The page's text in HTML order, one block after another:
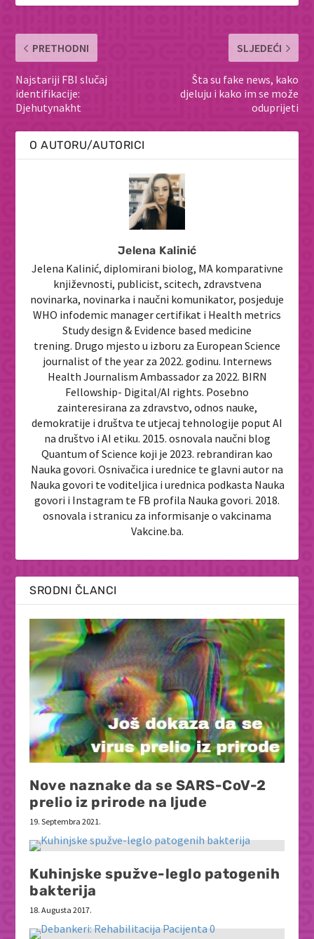
PRETHODNI
Najstariji FBI slučaj
identifikacije:
Djehutynakht
SLJEDEĆI
Šta su fake news, kako
djeluju i kako im se može
oduprijeti
O AUTORU/AUTORICI
Jelena Kalinić
Jelena Kalinić, diplomirani biolog, MA komparativne
književnosti, publicist, scitech, zdravstvena
novinarka, novinarka i naučni komunikator, posjeduje
WHO infodemic manager certifikat i Health metrics
Study design & Evidence based medicine
trening. Drugo mjesto u izboru za European Science
journalist of the year za 2022. godinu. Internews
Health Journalism Ambassador za 2022. BIRN
Fellowship- Digital/AI rights. Posebno
zainteresirana za zdravstvo, odnos nauke,
demokratije i društva te utjecaj tehnologije poput AI
na društvo i AI etiku. 2015. osnovala naučni blog
Quantum of Science koji je 2023. rebrandiran kao
Nauka govori. Osnivačica i urednice te glavni autor na
Nauka govori te voditeljica i urednica podkasta Nauka
govori i Instagram te FB profila Nauka govori. 2018.
osnovala i stranicu za informisanje o vakcinama
Vakcine.ba.
SRODNI ČLANCI
Nove naznake da se SARS-CoV-2
prelio iz prirode na ljude
19. Septembra 2021.
Kuhinjske spužve-leglo patogenih
bakterija
18. Augusta 2017.